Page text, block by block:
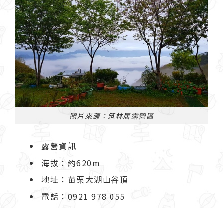
照片來源：筑林居露營區
露營資訊
海拔：約620m
地址：苗栗大湖山谷頂
電話：0921 978 055